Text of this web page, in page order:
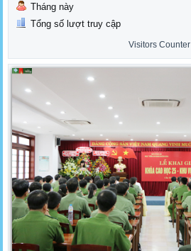
Tháng này
Tổng số lượt truy cập
Visitors Counter